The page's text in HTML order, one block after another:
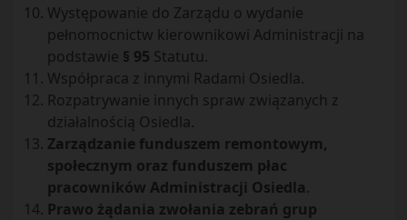
Występowanie do Zarządu o wydanie
pełnomocnictw kierownikowi Administracji na
podstawie § 95 Statutu.
Współpraca z innymi Radami Osiedla.
Rozpatrywanie innych spraw związanych z
działalnością Osiedla.
Zarządzanie funduszem remontowym,
społecznym oraz funduszem płac
pracowników Administracji Osiedla.
Prawo żądania zwołania zebrań grup